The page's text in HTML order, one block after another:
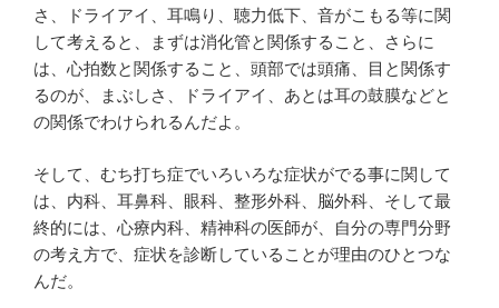
さ、ドライアイ、耳鳴り、聴力低下、音がこもる等に関
して考えると、まずは消化管と関係すること、さらに
は、心拍数と関係すること、頭部では頭痛、目と関係す
るのが、まぶしさ、ドライアイ、あとは耳の鼓膜などと
の関係でわけられるんだよ。
そして、むち打ち症でいろいろな症状がでる事に関して
は、内科、耳鼻科、眼科、整形外科、脳外科、そして最
終的には、心療内科、精神科の医師が、自分の専門分野
の考え方で、症状を診断していることが理由のひとつな
んだ。